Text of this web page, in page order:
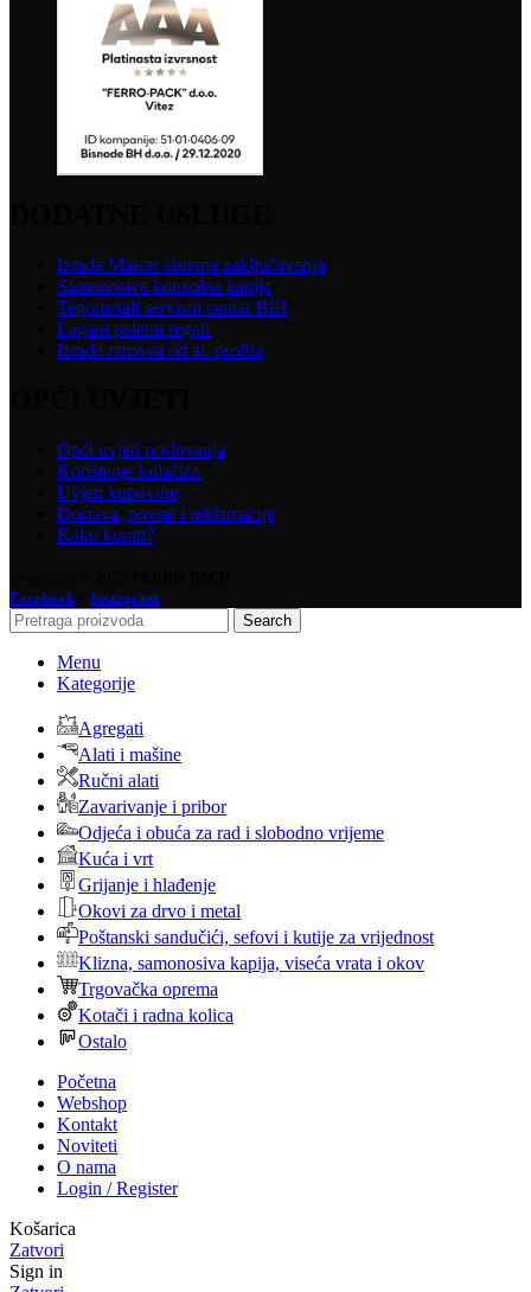
Izrada Master sistema zaključavanja
Samonosiva konzolna kapija
Tegometall servisni centar BiH
Lagani paletni regali
Izrada ramova od al. profila
Opći uvjeti poslovanja
Korištenje kolačića
Uvjeti kupovine
Dostava, povrat i reklamacije
Kako kupiti?
Facebook
Instagram
Search
Menu
Kategorije
Agregati
Alati i mašine
Ručni alati
Zavarivanje i pribor
Odjeća i obuća za rad i slobodno vrijeme
Kuća i vrt
Grijanje i hlađenje
Okovi za drvo i metal
Poštanski sandučići, sefovi i kutije za vrijednost
Klizna, samonosiva kapija, viseća vrata i okov
Trgovačka oprema
Kotači i radna kolica
Ostalo
Početna
Webshop
Kontakt
Noviteti
O nama
Login / Register
Košarica
Zatvori
Sign in